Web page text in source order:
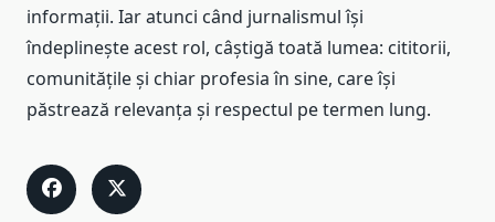
informații. Iar atunci când jurnalismul își
îndeplinește acest rol, câștigă toată lumea: cititorii,
comunitățile și chiar profesia în sine, care își
păstrează relevanța și respectul pe termen lung.